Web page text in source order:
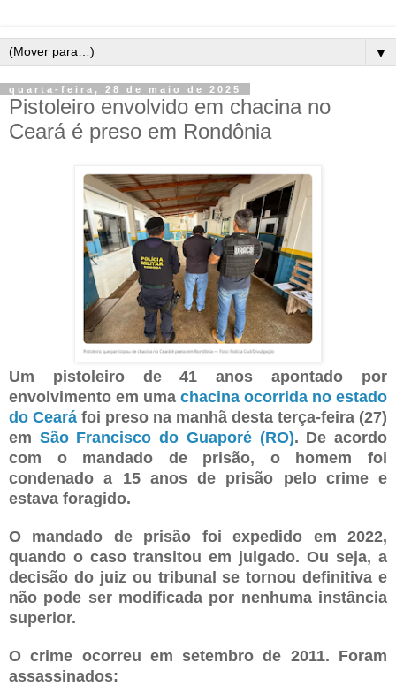
▼
quarta-feira, 28 de maio de 2025
Pistoleiro envolvido em chacina no
Ceará é preso em Rondônia
Um pistoleiro de 41 anos apontado por
envolvimento em uma chacina ocorrida no estado
do Ceará foi preso na manhã desta terça-feira (27)
em São Francisco do Guaporé (RO). De acordo
com o mandado de prisão, o homem foi
condenado a 15 anos de prisão pelo crime e
estava foragido.
O mandado de prisão foi expedido em 2022,
quando o caso transitou em julgado. Ou seja, a
decisão do juiz ou tribunal se tornou definitiva e
não pode ser modificada por nenhuma instância
superior.
O crime ocorreu em setembro de 2011. Foram
assassinados: